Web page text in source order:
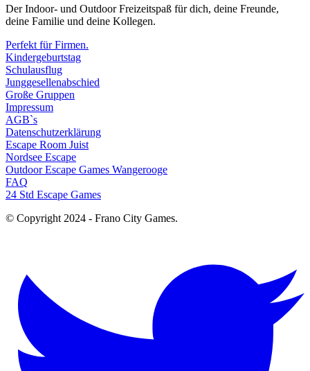
Der Indoor- und Outdoor Freizeitspaß für dich, deine Freunde,
deine Familie und deine Kollegen.
Perfekt für Firmen.
Kindergeburtstag
Schulausflug
Junggesellenabschied
Große Gruppen
Impressum
AGB`s
Datenschutzerklärung
Escape Room Juist
Nordsee Escape
Outdoor Escape Games Wangerooge
FAQ
24 Std Escape Games
© Copyright 2024 - Frano City Games.